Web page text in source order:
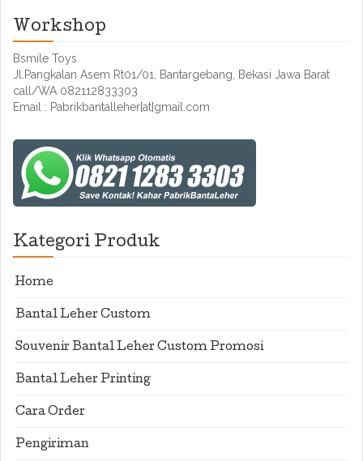
Workshop
Bsmile Toys
Jl.Pangkalan Asem Rt01/01, Bantargebang, Bekasi Jawa Barat
call/WA 082112833303
Email : Pabrikbantalleher[at]gmail.com
Kategori Produk
Home
Bantal Leher Custom
Souvenir Bantal Leher Custom Promosi
Bantal Leher Printing
Cara Order
Pengiriman